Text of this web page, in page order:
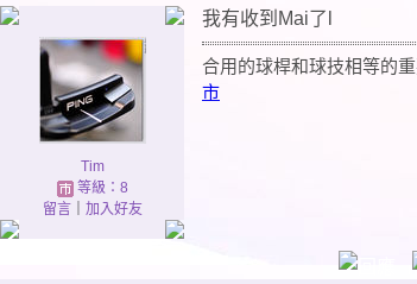
Tim
等級：8
留言｜ 加入好友
我有收到Mai了l
合用的球桿和球技相等的
市